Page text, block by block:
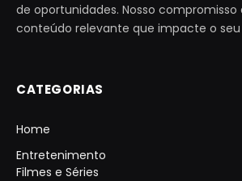
de oportunidades. Nosso
conteúdo relevante que impacte o seu
CATEGORIAS
Home
Entretenimento
Filmes e Séries